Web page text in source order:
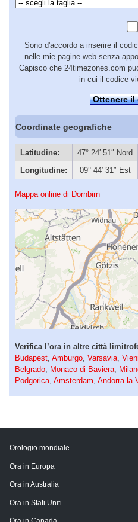
Sono d'accordo a inserire il
nelle mie pagine web senza
Capisco che 24timezones.com
in cui il codice
Ottenere il
Coordinate geografiche
Latitudine:
47° 24′ 51″ Nord
Longitudine:
09° 44′ 31″ Est
Mappa online di Dornbirn
Verifica l’ora in altre città
Budapest Amburgo Varsavia
Belgrado
Monaco di Baviera
Podgorica Amsterdam Andorra la
Orologio mondiale
Ora in Europa
Ora in Australia
Ora in Stati Uniti